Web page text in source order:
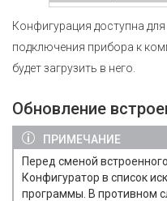
Конфигурация доступна
подключения прибора к
будет загрузить в него.
Обновление
ПРИМЕЧАНИЕ
Перед сменой
Конфигуратор в список
программы. В противном